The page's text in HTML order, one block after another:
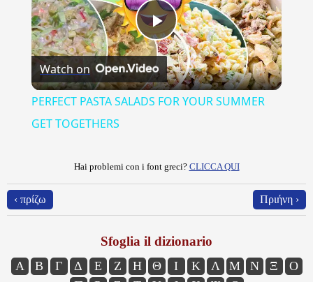
Play
Video
Watch on
PERFECT PASTA SALADS FOR YOUR SUMMER
GET TOGETHERS
Hai problemi con i font greci? CLICCA QUI
‹ πρίζω Πριήνη ›
Sfoglia il dizionario
Α Β Γ Δ Ε Ζ Η Θ Ι Κ Λ Μ Ν Ξ
Ο